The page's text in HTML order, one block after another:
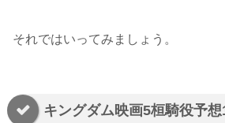
それではいってみましょう。
キングダム映画5桓騎役予